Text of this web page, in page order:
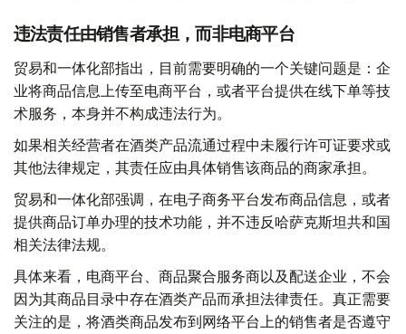
违法责任由销售者承担，而非电商平台
贸易和一体化部指出，目前需要明确的一个关键问题是：企
业将商品信息上传至电商平台，或者平台提供在线下单等技
术服务，本身并不构成违法行为。
如果相关经营者在酒类产品流通过程中未履行许可证要求或
其他法律规定，其责任应由具体销售该商品的商家承担。
贸易和一体化部强调，在电子商务平台发布商品信息，或者
提供商品订单办理的技术功能，并不违反哈萨克斯坦共和国
相关法律法规。
具体来看，电商平台、商品聚合服务商以及配送企业，不会
因为其商品目录中存在酒类产品而承担法律责任。真正需要
关注的是，将酒类商品发布到网络平台上的销售者是否遵守